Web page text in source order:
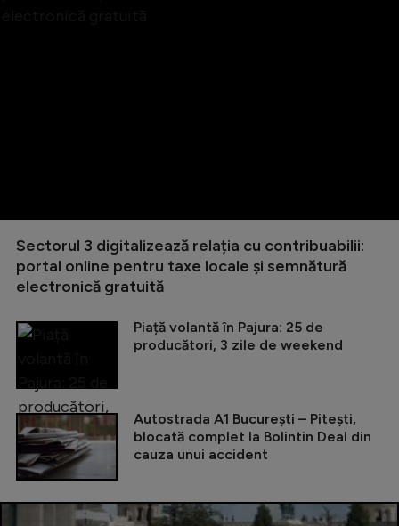
Sectorul 3 digitalizează relația cu contribuabilii:
portal online pentru taxe locale și semnătură
electronică gratuită
Piață volantă în Pajura: 25 de
producători, 3 zile de weekend
Autostrada A1 București – Pitești,
blocată complet la Bolintin Deal din
cauza unui accident